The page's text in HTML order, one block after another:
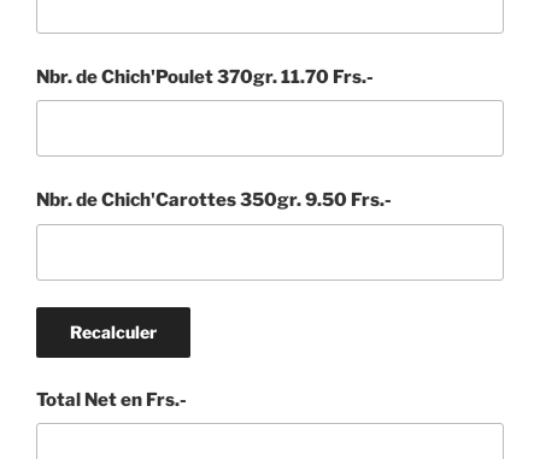
Nbr. de Chich'Poulet 370gr. 11.70 Frs.-
Nbr. de Chich'Carottes 350gr. 9.50 Frs.-
Total Net en Frs.-